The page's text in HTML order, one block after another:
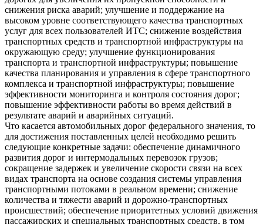
снижения риска аварий; улучшение и поддержание на
высоком уровне соответствующего качества транспортных
услуг для всех пользователей ИТС; снижение воздействия
транспортных средств и транспортной инфраструктуры на
окружающую среду; улучшение функционирования
транспорта и транспортной инфраструктуры; повышение
качества планирования и управления в сфере транспортного
комплекса и транспортной инфраструктуры; повышение
эффективности мониторинга и контроля состояния дорог;
повышение эффективности работы во время действий в
результате аварий и аварийных ситуаций.
Что касается автомобильных дорог федерального значения, то
для достижения поставленных целей необходимо решить
следующие конкретные задачи: обеспечение динамичного
развития дорог и интермодальных перевозок грузов;
сокращение задержек и увеличение скорости связи на всех
видах транспорта на основе создания системы управления
транспортными потоками в реальном времени; снижение
количества и тяжести аварий и дорожно-транспортных
происшествий; обеспечение приоритетных условий движения
пассажирских и специальных транспортных средств, в том